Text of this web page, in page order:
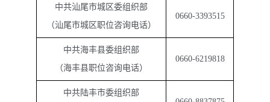
中共汕尾市城区委组织部
（汕尾市城区职位咨询电话）
0660-3393515
中共海丰县委组织部
（海丰县职位咨询电话）
0660-6219818
中共陆丰市委组织部